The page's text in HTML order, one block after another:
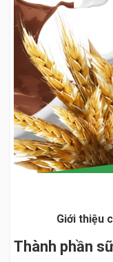
Giới thiệu
Thành phần